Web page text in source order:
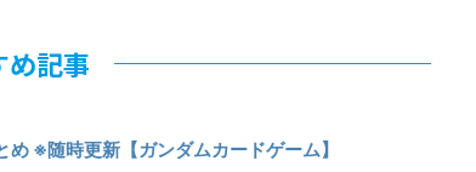
め記事
め ※随時更新【ガンダムカードゲーム】